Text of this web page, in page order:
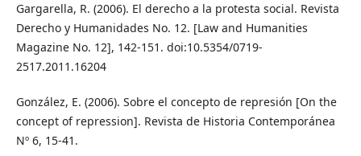
Gargarella, R. (2006). El derecho a la protesta social. Revista
Derecho y Humanidades No. 12. [Law and Humanities
Magazine No. 12], 142-151. doi:10.5354/0719-
2517.2011.16204
González, E. (2006). Sobre el concepto de represión [On the
concept of repression]. Revista de Historia Contemporánea
Nº 6, 15-41.